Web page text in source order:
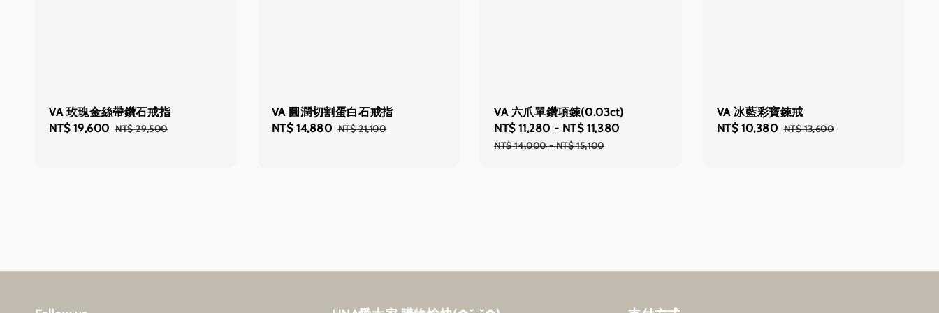
VA 玫瑰金絲帶鑽石戒指
Sale
NT$ 19,600 Regular
NT$ 29,500
VA 圓潤切割蛋白石戒指
Sale
NT$ 14,880 Regular
NT$ 21,100
VA 六爪單鑽項鍊(0.03ct)
Sale
price
NT$ 11,280 - NT$ 11,380
NT$ 14,000-NT$ 15,100
VA 冰藍彩寶鍊戒
Sale
NT$ 10,380 Regular
NT$ 13,600